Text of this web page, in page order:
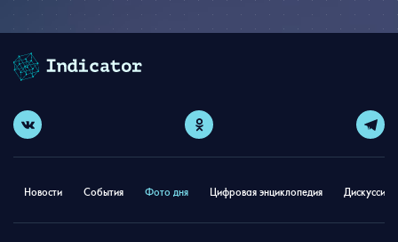
Новости События Фото дня Цифровая энциклопедия